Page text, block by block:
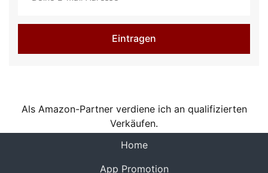
Eintragen
Als Amazon-Partner verdiene ich an qualifizierten
Verkäufen.
Home(current)
App Promotion